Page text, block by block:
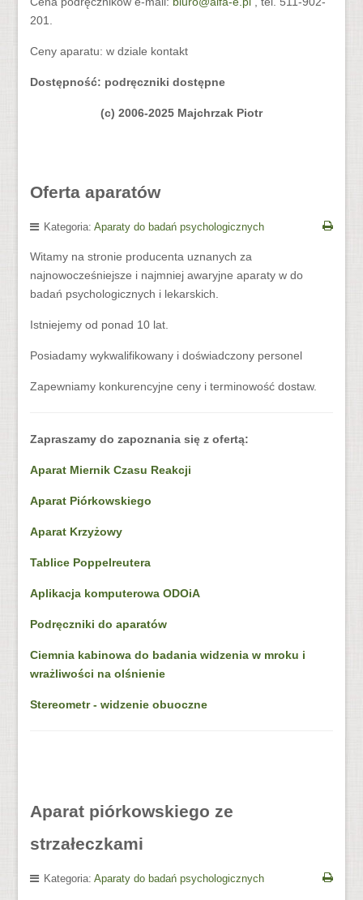
201.
Ceny aparatu: w dziale kontakt
Dostępność: podręczniki dostępne
(c) 2006-2025 Majchrzak Piotr
Oferta aparatów
Kategoria: Aparaty do badań psychologicznych
Witamy na stronie producenta uznanych za
najnowocześniejsze i najmniej awaryjne aparaty w do
badań psychologicznych i lekarskich.
Istniejemy od ponad 10 lat.
Posiadamy wykwalifikowany i doświadczony personel
Zapewniamy konkurencyjne ceny i terminowość dostaw.
Zapraszamy do zapoznania się z ofertą:
Aparat Miernik Czasu Reakcji
Aparat Piórkowskiego
Aparat Krzyżowy
Tablice Poppelreutera
Aplikacja komputerowa ODOiA
Podręczniki do aparatów
Ciemnia kabinowa do badania widzenia w mroku i
wrażliwości na olśnienie
Stereometr - widzenie obuoczne
Aparat piórkowskiego ze
strzałeczkami
Kategoria: Aparaty do badań psychologicznych